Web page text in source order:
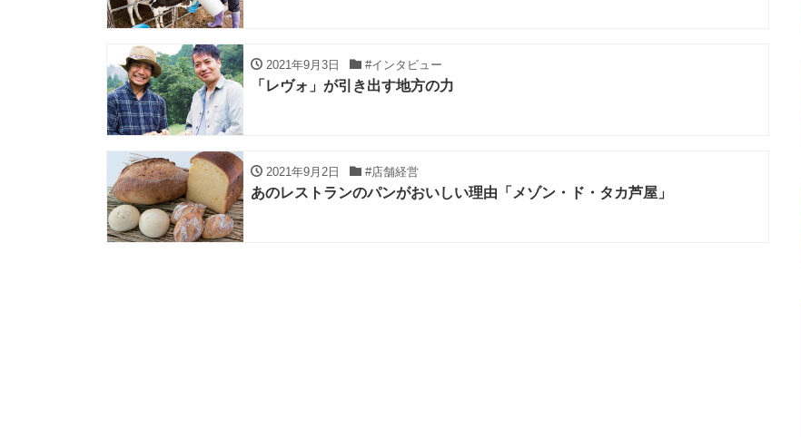
2021年9月3日 #インタビュー
「レヴォ」が引き出す地方の力
2021年9月2日 #店舗経営
あのレストランのパンがおいしい理由「メゾン・ド・タカ芦屋」